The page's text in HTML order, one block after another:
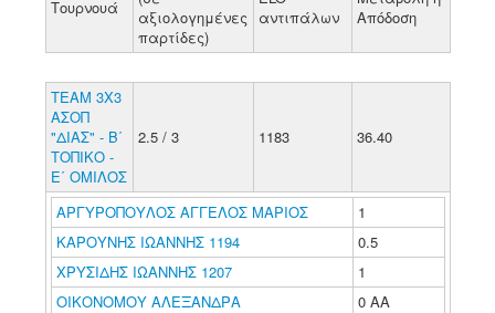
Τουρνουά
αξιολογημένες
παρτίδες)
αντιπάλων
Απόδοση
ΤΕΑΜ 3Χ3
ΑΣΟΠ
"ΔΙΑΣ" - Β΄
ΤΟΠΙΚΟ -
Ε΄ ΟΜΙΛΟΣ
2.5 / 3 1183 36.40
ΑΡΓΥΡΟΠΟΥΛΟΣ ΑΓΓΕΛΟΣ ΜΑΡΙΟΣ
1
ΚΑΡΟΥΝΗΣ ΙΩΑΝΝΗΣ 1194
0.5
ΧΡΥΣΙΔΗΣ ΙΩΑΝΝΗΣ 1207
1
ΟΙΚΟΝΟΜΟΥ ΑΛΕΞΑΝΔΡΑ
0 ΑΑ